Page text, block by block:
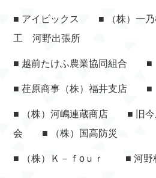
■ アイビックス ■ （株）一
工 河野出張所
■ 越前たけふ農業協同組合 ■
■ 荏原商事（株）福井支店 ■
■ （株）河嶋連蔵商店 ■ 旧今
会 ■ （株）国高防災
■ （株）Ｋ－ｆоｕｒ ■ 河野